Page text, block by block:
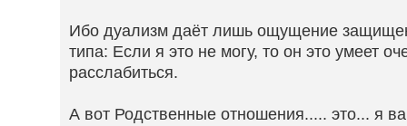
Ибо дуализм даёт лишь ощущение
типа: Если я это не могу, то он это умеет
расслабиться.
А вот Родственные отношения..... это... я